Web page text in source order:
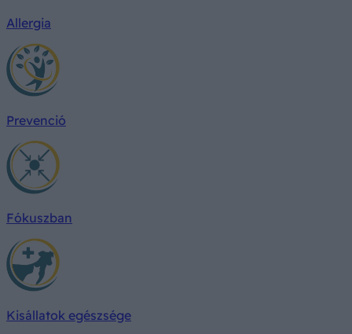
Allergia
Prevenció
Fókuszban
Kisállatok egészsége